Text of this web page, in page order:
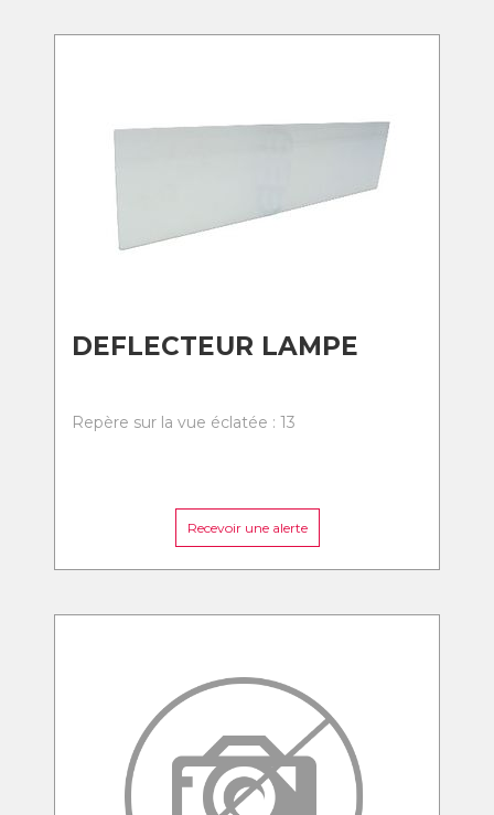
DEFLECTEUR LAMPE
Repère sur la vue éclatée : 13
Recevoir une alerte